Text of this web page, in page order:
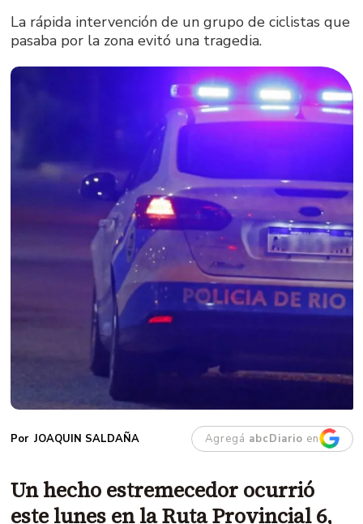
La rápida intervención de un grupo de ciclistas que
pasaba por la zona evitó una tragedia.
JOAQUIN SALDAÑA Agregá abcDiario en
Un hecho estremecedor ocurrió
este lunes en la Ruta Provincial 6,